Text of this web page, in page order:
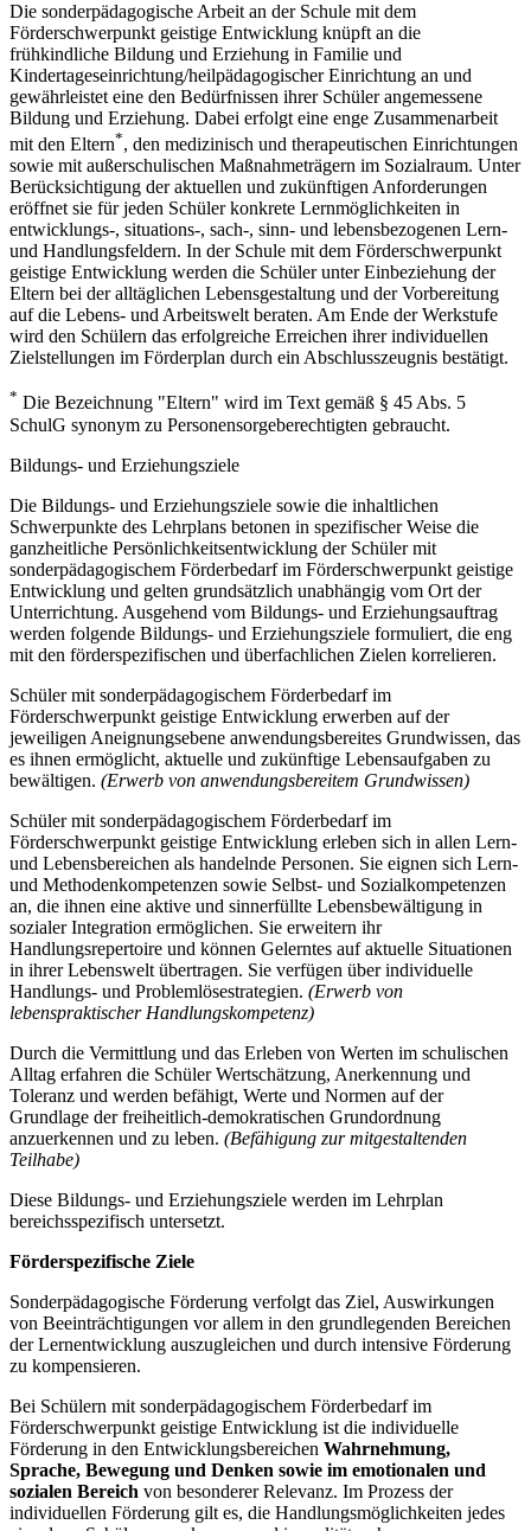
Die sonderpädagogische Arbeit an der Schule mit dem
Förderschwerpunkt geistige Entwicklung knüpft an die
frühkindliche Bildung und Erziehung in Familie und
Kindertageseinrichtung/heilpädagogischer Einrichtung an und
gewährleistet eine den Bedürfnissen ihrer Schüler angemessene
Bildung und Erziehung. Dabei erfolgt eine enge Zusammenarbeit
mit den Eltern*, den medizinisch und therapeutischen Einrichtungen
sowie mit außerschulischen Maßnahmeträgern im Sozialraum. Unter
Berücksichtigung der aktuellen und zukünftigen Anforderungen
eröffnet sie für jeden Schüler konkrete Lernmöglichkeiten in
entwicklungs-, situations-, sach-, sinn- und lebensbezogenen Lern-
und Handlungsfeldern. In der Schule mit dem Förderschwerpunkt
geistige Entwicklung werden die Schüler unter Einbeziehung der
Eltern bei der alltäglichen Lebensgestaltung und der Vorbereitung
auf die Lebens- und Arbeitswelt beraten. Am Ende der Werkstufe
wird den Schülern das erfolgreiche Erreichen ihrer individuellen
Zielstellungen im Förderplan durch ein Abschlusszeugnis bestätigt.
* Die Bezeichnung "Eltern" wird im Text gemäß § 45 Abs. 5
SchulG synonym zu Personensorgeberechtigten gebraucht.
Bildungs- und Erziehungsziele
Die Bildungs- und Erziehungsziele sowie die inhaltlichen
Schwerpunkte des Lehrplans betonen in spezifischer Weise die
ganzheitliche Persönlichkeitsentwicklung der Schüler mit
sonderpädagogischem Förderbedarf im Förderschwerpunkt geistige
Entwicklung und gelten grundsätzlich unabhängig vom Ort der
Unterrichtung. Ausgehend vom Bildungs- und Erziehungsauftrag
werden folgende Bildungs- und Erziehungsziele formuliert, die eng
mit den förderspezifischen und überfachlichen Zielen korrelieren.
Schüler mit sonderpädagogischem Förderbedarf im
Förderschwerpunkt geistige Entwicklung erwerben auf der
jeweiligen Aneignungsebene anwendungsbereites Grundwissen, das
es ihnen ermöglicht, aktuelle und zukünftige Lebensaufgaben zu
bewältigen. (Erwerb von anwendungsbereitem Grundwissen)
Schüler mit sonderpädagogischem Förderbedarf im
Förderschwerpunkt geistige Entwicklung erleben sich in allen Lern-
und Lebensbereichen als handelnde Personen. Sie eignen sich Lern-
und Methodenkompetenzen sowie Selbst- und Sozialkompetenzen
an, die ihnen eine aktive und sinnerfüllte Lebensbewältigung in
sozialer Integration ermöglichen. Sie erweitern ihr
Handlungsrepertoire und können Gelerntes auf aktuelle Situationen
in ihrer Lebenswelt übertragen. Sie verfügen über individuelle
Handlungs- und Problemlösestrategien. (Erwerb von
lebenspraktischer Handlungskompetenz)
Durch die Vermittlung und das Erleben von Werten im schulischen
Alltag erfahren die Schüler Wertschätzung, Anerkennung und
Toleranz und werden befähigt, Werte und Normen auf der
Grundlage der freiheitlich-demokratischen Grundordnung
anzuerkennen und zu leben. (Befähigung zur mitgestaltenden
Teilhabe)
Diese Bildungs- und Erziehungsziele werden im Lehrplan
bereichsspezifisch untersetzt.
Förderspezifische Ziele
Sonderpädagogische Förderung verfolgt das Ziel, Auswirkungen
von Beeinträchtigungen vor allem in den grundlegenden Bereichen
der Lernentwicklung auszugleichen und durch intensive Förderung
zu kompensieren.
Bei Schülern mit sonderpädagogischem Förderbedarf im
Förderschwerpunkt geistige Entwicklung ist die individuelle
Förderung in den Entwicklungsbereichen Wahrnehmung,
Sprache, Bewegung und Denken sowie im emotionalen und
sozialen Bereich von besonderer Relevanz. Im Prozess der
individuellen Förderung gilt es, die Handlungsmöglichkeiten jedes